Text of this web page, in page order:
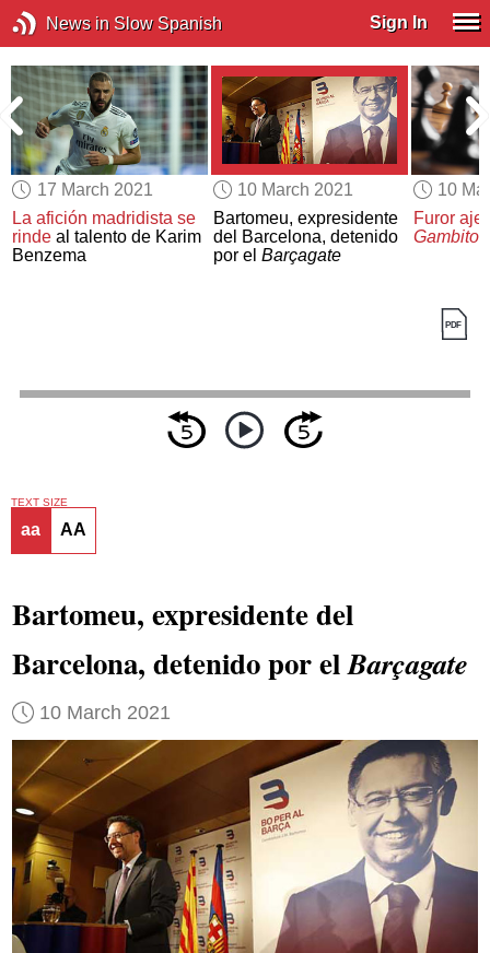
News in Slow Spanish Sign In
17 March 2021
La afición madridista se
rinde al talento de Karim
Benzema
10 March 2021
Bartomeu, expresidente
del Barcelona, detenido
por el Barçagate
10
Furor
Gambito
TEXT SIZE
aa AA
Bartomeu, expresidente del
Barcelona, detenido por elBarçagate
10 March 2021